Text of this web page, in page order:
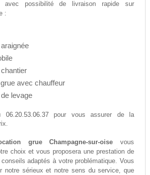
avec possibilité de livraison rapide sur
:
avec chauffeur
levage
06.20.53.06.37pour vous assurer de la
grue Champagne-sur-oise vous
choix et vous proposera une prestation de
adaptés à votre problématique. Vous
notre sérieux et notre sens du service, que